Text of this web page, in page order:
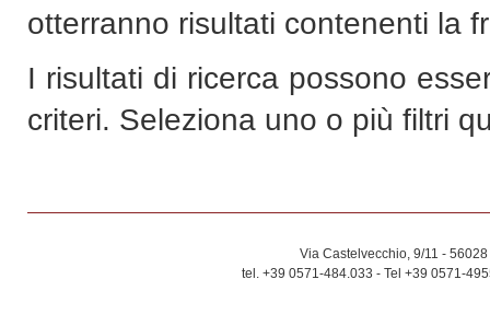
otterranno risultati contenenti la
I risultati di ricerca possono
criteri. Seleziona uno o più filtri
Via Castelvecchio, 9/11 -
tel. +39 0571-484.033 - Tel +39 0571-